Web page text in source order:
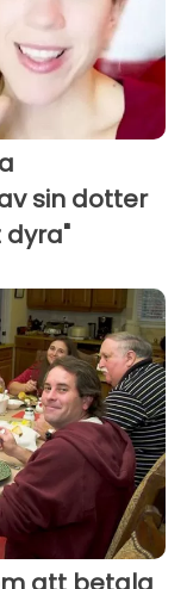
sin dotter